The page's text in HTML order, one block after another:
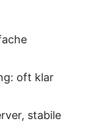
oft klar
stabile